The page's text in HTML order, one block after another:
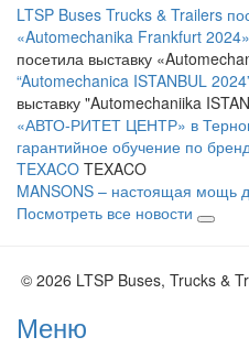
LTSP Buses Trucks & Trailers
«Automechanika Frankfurt 2024»
посетила выставку
“Automechanica ISTANBUL
выставку "Automechaniika
«АВТО-РИТЕТ ЦЕНТР» в
гарантийное обучение по
TEXACO TEXACO
MANSONS – настоящая мощь
Посмотреть все новости
© 2026 LTSP Buses, Trucks &
Меню